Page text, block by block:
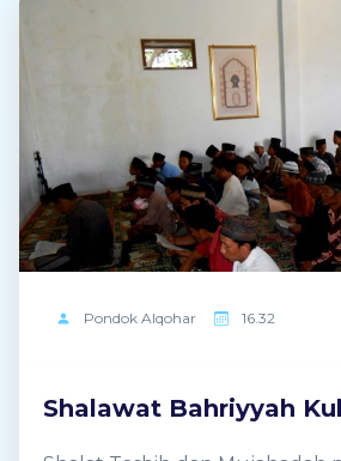
Pondok Alqohar 16.32
Shalawat Bahriyyah